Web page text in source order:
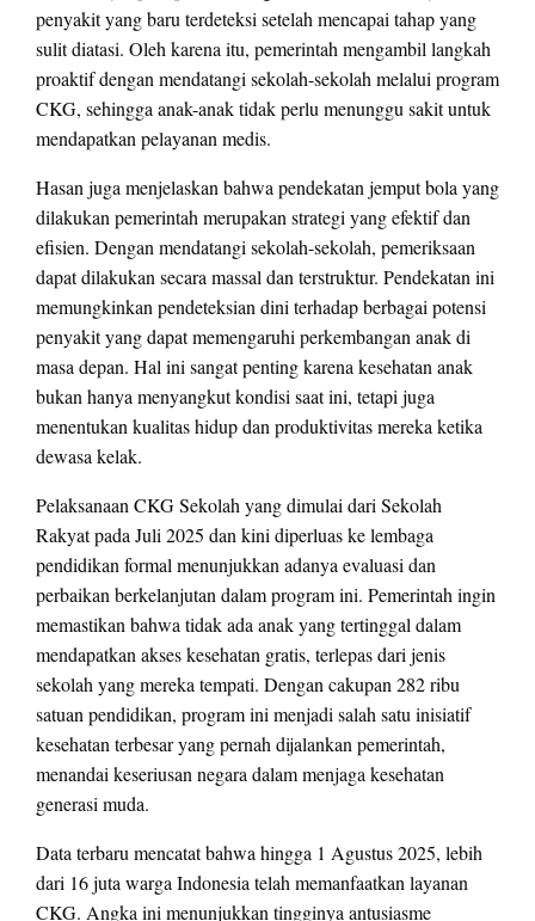
penyakit yang baru terdeteksi setelah mencapai tahap yang
sulit diatasi. Oleh karena itu, pemerintah mengambil langkah
proaktif dengan mendatangi sekolah-sekolah melalui program
CKG, sehingga anak-anak tidak perlu menunggu sakit untuk
mendapatkan pelayanan medis.
Hasan juga menjelaskan bahwa pendekatan jemput bola yang
dilakukan pemerintah merupakan strategi yang efektif dan
efisien. Dengan mendatangi sekolah-sekolah, pemeriksaan
dapat dilakukan secara massal dan terstruktur. Pendekatan ini
memungkinkan pendeteksian dini terhadap berbagai potensi
penyakit yang dapat memengaruhi perkembangan anak di
masa depan. Hal ini sangat penting karena kesehatan anak
bukan hanya menyangkut kondisi saat ini, tetapi juga
menentukan kualitas hidup dan produktivitas mereka ketika
dewasa kelak.
Pelaksanaan CKG Sekolah yang dimulai dari Sekolah
Rakyat pada Juli 2025 dan kini diperluas ke lembaga
pendidikan formal menunjukkan adanya evaluasi dan
perbaikan berkelanjutan dalam program ini. Pemerintah ingin
memastikan bahwa tidak ada anak yang tertinggal dalam
mendapatkan akses kesehatan gratis, terlepas dari jenis
sekolah yang mereka tempati. Dengan cakupan 282 ribu
satuan pendidikan, program ini menjadi salah satu inisiatif
kesehatan terbesar yang pernah dijalankan pemerintah,
menandai keseriusan negara dalam menjaga kesehatan
generasi muda.
Data terbaru mencatat bahwa hingga 1 Agustus 2025, lebih
dari 16 juta warga Indonesia telah memanfaatkan layanan
CKG. Angka ini menunjukkan tingginya antusiasme